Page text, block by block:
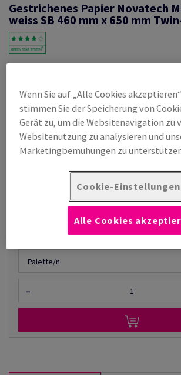
Gestrichenes Papier Novatech
weiss SB 460 mm x 650 mm
460mm x 650mm, SB, Twin-Pal.zu 15000 Bg
250 Bogen, FSC Mix Credit
Produktinformation
Listenpreis
Palette/n
−
Wenn Sie auf „Alle Cookies
stimmen Sie der Speicherung von
Gerät zu, um die Websitenavigation zu
Websitenutzung zu analysieren und
Marketingbemühungen zu
Cookie-Einstellungen
Alle Cookies